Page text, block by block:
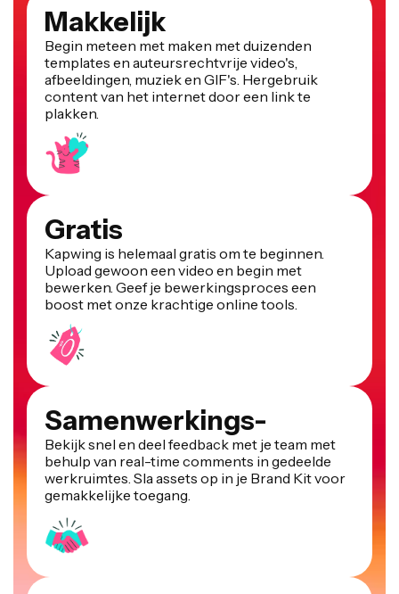
Makkelijk
Begin meteen met maken met duizenden
templates en auteursrechtvrije video's,
afbeeldingen, muziek en GIF's. Hergebruik
content van het internet door een link te
plakken.
Gratis
Kapwing is helemaal gratis om te beginnen.
Upload gewoon een video en begin met
bewerken. Geef je bewerkingsproces een
boost met onze krachtige online tools.
Samenwerkings-
Bekijk snel en deel feedback met je team met
behulp van real-time comments in gedeelde
werkruimtes. Sla assets op in je Brand Kit voor
gemakkelijke toegang.